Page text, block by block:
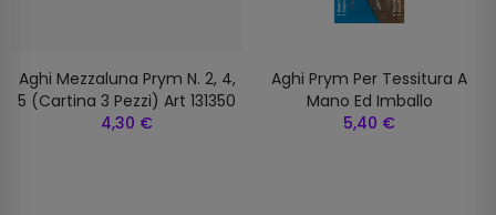
Aghi Mezzaluna Prym N. 2, 4,
5 (cartina 3 Pezzi) Art 131350
4,30 €
Aghi Prym Per Tessitura A
Mano Ed Imballo
5,40 €